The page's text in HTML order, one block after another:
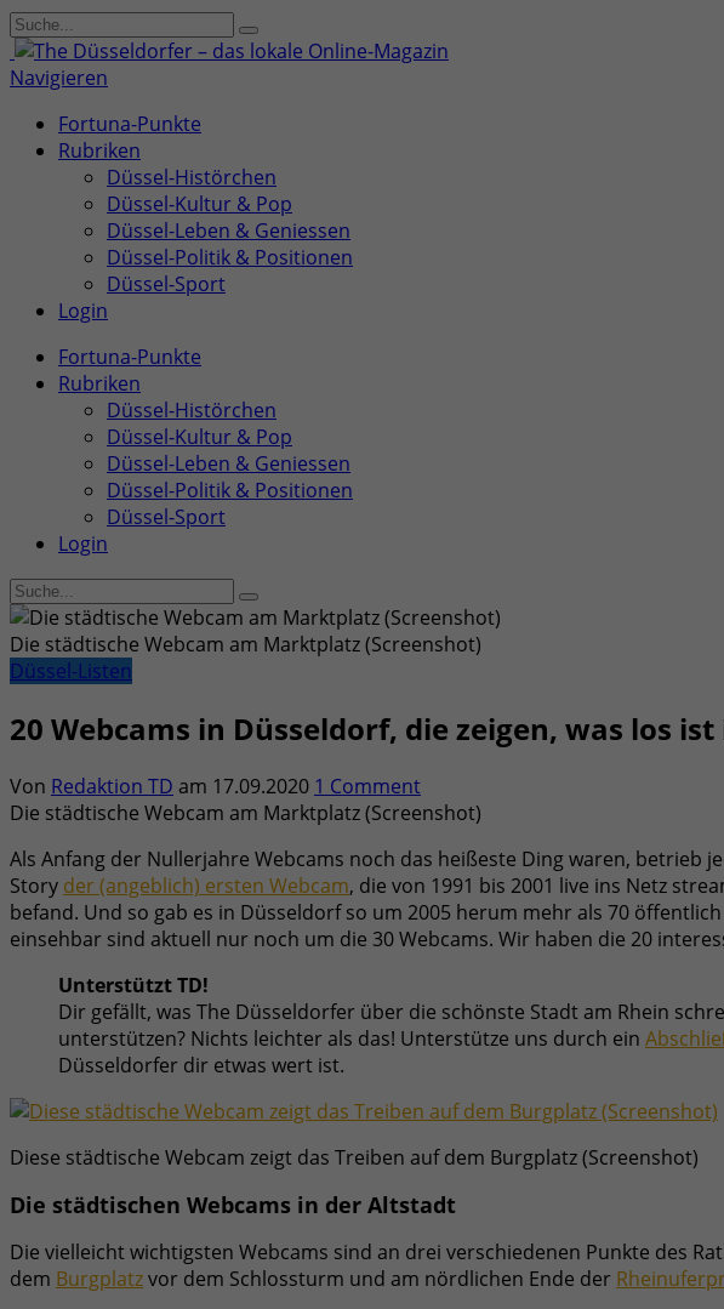
Navigieren
Fortuna-Punkte
Rubriken
Düssel-Histörchen
Düssel-Kultur & Pop
Düssel-Leben & Geniessen
Düssel-Politik & Positionen
Düssel-Sport
Login
Fortuna-Punkte
Rubriken
Düssel-Histörchen
Düssel-Kultur & Pop
Düssel-Leben & Geniessen
Düssel-Politik & Positionen
Düssel-Sport
Login
Die städtische Webcam am Marktplatz (Screenshot)
Düssel-Listen
20 Webcams in Düsseldorf, die zeigen, was los
Von Redaktion TD am 17.09.2020 1 Comment
Die städtische Webcam am Marktplatz (Screenshot)
Als Anfang der Nullerjahre Webcams noch das heißeste Ding waren,
Story der (angeblich) ersten Webcam, die von 1991 bis 2001 live ins Netz
befand. Und so gab es in Düsseldorf so um 2005 herum mehr als 70
einsehbar sind aktuell nur noch um die 30 Webcams. Wir haben die 20
Unterstützt TD!
Dir gefällt, was The Düsseldorfer über die schönste Stadt am Rhein
unterstützen? Nichts leichter als das! Unterstütze uns durch ein
Düsseldorfer dir etwas wert ist.
Diese städtische Webcam zeigt das Treiben auf dem Burgplatz (Screenshot)
Die städtischen Webcams in der Altstadt
Die vielleicht wichtigsten Webcams sind an drei verschiedenen Punkte des
dem Burgplatzvor dem Schlossturm und am nördlichen Ende der